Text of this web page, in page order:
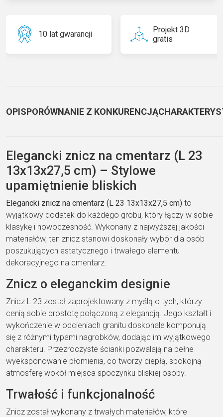
10 lat gwarancji
Projekt 3D
gratis
OPISPORÓWNANIE Z KONKURENCJĄ
Elegancki znicz na cmentarz (L 23
13x13x27,5 cm) – Stylowe
upamiętnienie bliskich
Elegancki znicz na cmentarz (L 23 13x13x27,5 cm) to
wyjątkowy dodatek do każdego grobu, który łączy w sobie
klasykę i nowoczesność. Wykonany z najwyższej jakości
materiałów, ten znicz stanowi doskonały wybór dla osób
poszukujących estetycznego i trwałego elementu
dekoracyjnego na cmentarz.
Znicz o eleganckim designie
Znicz L 23 został zaprojektowany z myślą o tych, którzy
cenią sobie prostotę połączoną z elegancją. Jego kształt i
wykończenie w odcieniach granitu doskonale komponują
się z różnymi typami nagrobków, dodając im wyjątkowego
charakteru. Przezroczyste ścianki pozwalają na pełne
wyeksponowanie płomienia, co tworzy ciepłą, spokojną
atmosferę wokół miejsca spoczynku bliskiej osoby.
Trwałość i funkcjonalność
Znicz został wykonany z trwałych materiałów, które